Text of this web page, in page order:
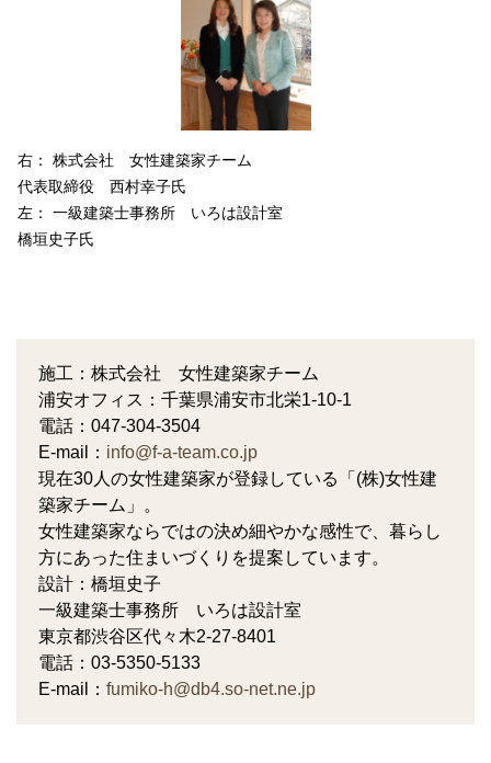
右： 株式会社 女性建築家チーム
代表取締役 西村幸子氏
左： 一級建築士事務所 いろは設計室
橋垣史子氏
施工：株式会社 女性建築家チーム
浦安オフィス：千葉県浦安市北栄1-10-1
電話：047-304-3504
E-mail： info@f-a-team.co.jp
現在30人の女性建築家が登録している「(株)女性建
築家チーム」。
女性建築家ならではの決め細やかな感性で、暮らし
方にあった住まいづくりを提案しています。
設計：橋垣史子
一級建築士事務所 いろは設計室
東京都渋谷区代々木2-27-8401
電話：03-5350-5133
E-mail： fumiko-h@db4.so-net.ne.jp